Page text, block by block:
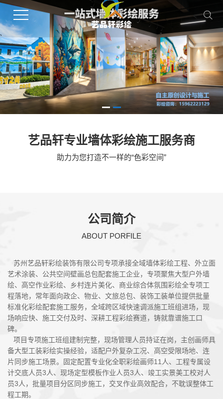
、
艺品轩专业墙体彩绘施工服务商
助力为您打造不一样的“色彩空间”
公司简介
ABOUT PORFILE
苏州艺品轩彩绘装饰有限公司专项承接全域墙体彩绘工程、外立面
艺术涂装、公共空间壁画总包配套施工企业，专项聚焦大型户外墙
绘、高空作业彩绘、乡村连片美化、商业综合体氛围彩绘全专项工
程落地，常年面向政企、物业、文旅总包、装饰工装单位提供批量
标准化彩绘配套施工服务，全域跨区域快速调派施工班组进场，现
场响应快、施工交付及时、深耕工程彩绘赛道，铸就靠谱施工口
碑。
项目专项施工班组建制完整，现场管理人员持证在岗，主创画师具
备大型工装彩绘实操经验，适配户外复杂工况、高空受限场地、连
片同步施工场景。固定配置专业化全职彩绘画师11人、工程专属设
计交底人员3人、现场定型模板作业人员3人、竣工实景美工校对人
员3人，批量项目分区同步施工，交叉作业高效配合，不耽误整体工
程工期。